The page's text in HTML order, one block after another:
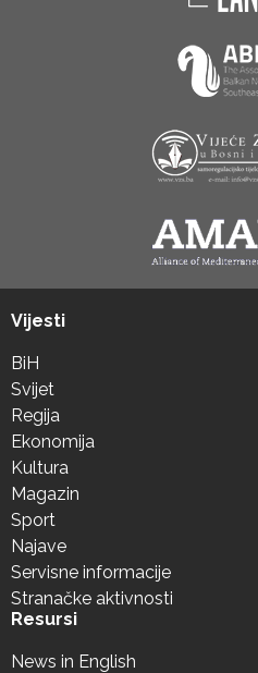
Vijesti
BiH
Svijet
Regija
Ekonomija
Kultura
Magazin
Sport
Najave
Servisne informacije
Stranačke aktivnosti
Resursi
News in English